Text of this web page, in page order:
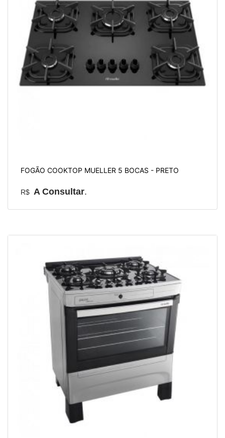
FOGÃO COOKTOP MUELLER 5 BOCAS - PRETO
R$ A Consultar.